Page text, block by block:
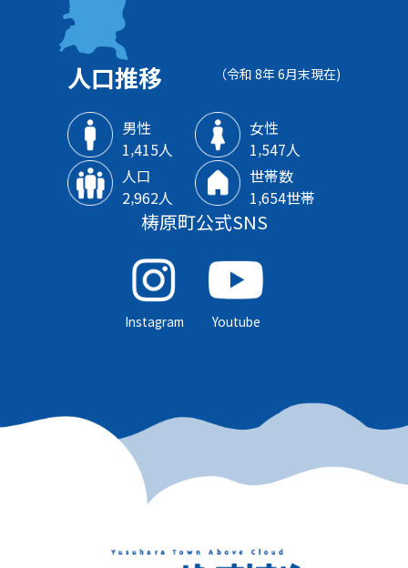
人口推移 （令和 8年 6月末現在)
男性
1‚415人
女性
1‚547人
人口
2‚962人
世帯数
1‚654世帯
梼原町公式SNS
Instagram Youtube